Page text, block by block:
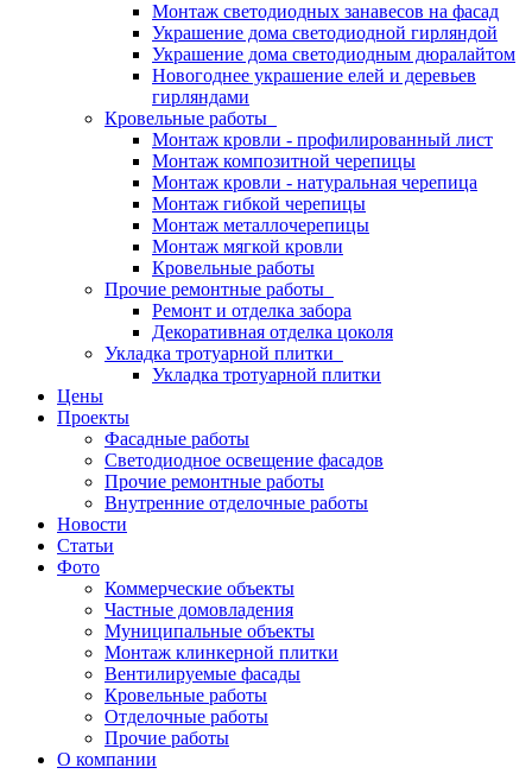
Монтаж светодиодных занавесов на фасад
Украшение дома светодиодной гирляндой
Украшение дома светодиодным дюралайтом
Новогоднее украшение елей и деревьев
гирляндами
Кровельные работы
Монтаж кровли - профилированный лист
Монтаж композитной черепицы
Монтаж кровли - натуральная черепица
Монтаж гибкой черепицы
Монтаж металлочерепицы
Монтаж мягкой кровли
Кровельные работы
Прочие ремонтные работы
Ремонт и отделка забора
Декоративная отделка цоколя
Укладка тротуарной плитки
Укладка тротуарной плитки
Цены
Проекты
Фасадные работы
Светодиодное освещение фасадов
Прочие ремонтные работы
Внутренние отделочные работы
Новости
Статьи
Фото
Коммерческие объекты
Частные домовладения
Муниципальные объекты
Монтаж клинкерной плитки
Вентилируемые фасады
Кровельные работы
Отделочные работы
Прочие работы
О компании